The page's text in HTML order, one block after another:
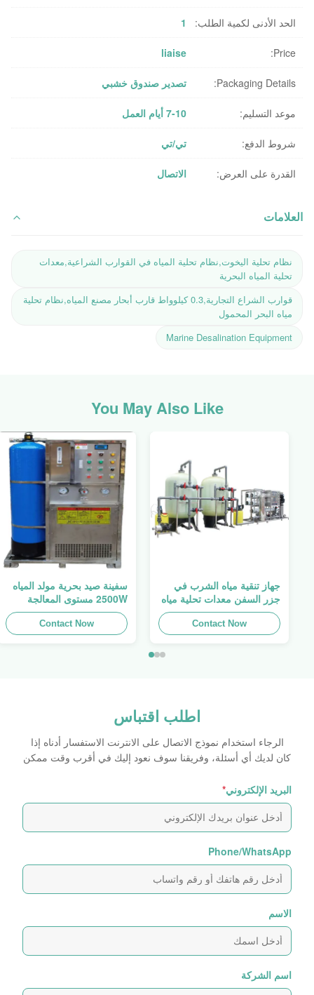
الحد الأدنى لكمية الطلب: 1
Price:
liaise
Packaging Details: تصدير صندوق خشبي
موعد التسليم: 7-10 أيام العمل
شروط الدفع: تي/تي
القدرة على العرض: الاتصال
العلامات
نظام تحلية اليخوت,نظام تحلية المياه في القوارب الشراعية,معدات
تحلية المياه البحرية
قوارب الشراع التجارية,0.3 كيلوواط قارب أبحار مصنع المياه,نظام تحلية
مياه البحر المحمول
Marine Desalination Equipment
You May Also Like
جهاز تنقية مياه الشرب في
جزر السفن معدات تحلية مياه
البحر مع غشاء
Contact Now
سفينة صيد بحرية مولد المياه
2500W مستوى المعالجة
الثانوية
Contact Now
اطلب اقتباس
الرجاء استخدام نموذج الاتصال على الانترنت الاستفسار أدناه إذا
كان لديك أي أسئلة، وفريقنا سوف نعود إليك في أقرب وقت ممكن
البريد الإلكتروني*
Phone/WhatsApp
الاسم
اسم الشركة